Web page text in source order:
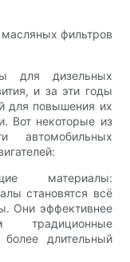
фильтров
для дизельных
и за эти годы
для повышения их
Вот некоторые из
автомобильных
материалы:
становятся всё
Они эффективнее
традиционные
длительный